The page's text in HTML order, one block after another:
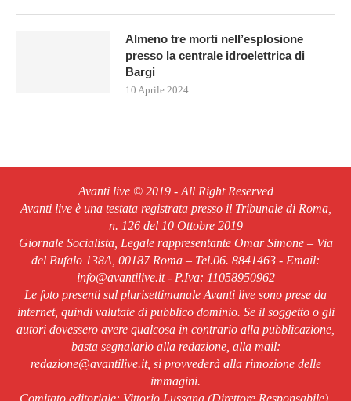
Almeno tre morti nell’esplosione
presso la centrale idroelettrica di
Bargi
10 Aprile 2024
Avanti live © 2019 - All Right Reserved
Avanti live è una testata registrata presso il Tribunale di Roma,
n. 126 del 10 Ottobre 2019
Giornale Socialista, Legale rappresentante Omar Simone – Via
del Bufalo 138A, 00187 Roma – Tel.06. 8841463 - Email:
info@avantilive.it - P.Iva: 11058950962
Le foto presenti sul plurisettimanale Avanti live sono prese da
internet, quindi valutate di pubblico dominio. Se il soggetto o gli
autori dovessero avere qualcosa in contrario alla pubblicazione,
basta segnalarlo alla redazione, alla mail:
redazione@avantilive.it, si provvederà alla rimozione delle
immagini.